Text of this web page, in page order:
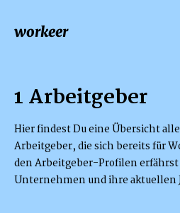
workeer
1 Arbeitgeber
Hier findest Du eine Übersicht
Arbeitgeber, die sich bereits für
den Arbeitgeber-Profilen erfährst
Unternehmen und ihre aktuellen